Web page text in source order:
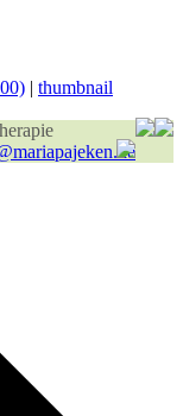
| thumbnail